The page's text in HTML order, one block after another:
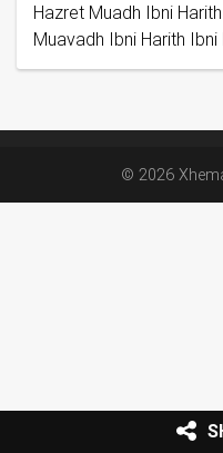
Hazret Muadh Ibni
Muavadh Ibni Harith Ibni
© 2026